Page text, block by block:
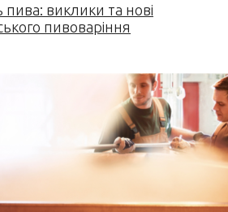
виклики та нові
пивоваріння